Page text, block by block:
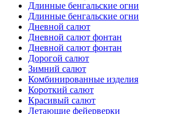
Длинные бенгальские огни
Длинные бенгальские огни
Дневной салют
Дневной салют фонтан
Дневной салют фонтан
Дорогой салют
Зимний салют
Комбинированные изделия
Короткий салют
Красивый салют
Летающие фейерверки